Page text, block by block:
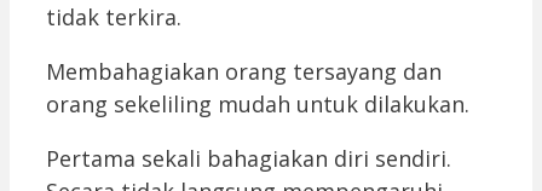
tidak terkira.
Membahagiakan orang tersayang dan
orang sekeliling mudah untuk dilakukan.
Pertama sekali bahagiakan diri sendiri.